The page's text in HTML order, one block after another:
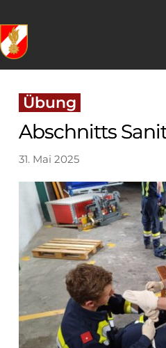
content
Übung
Abschnitts
31. Mai 2025